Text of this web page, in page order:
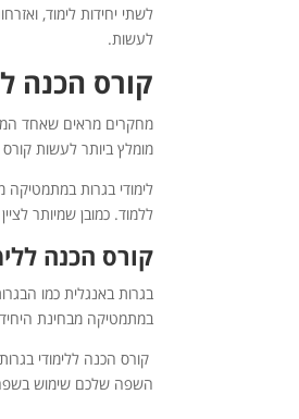
לשתי יחידות לימוד,
לעשות.
קורס הכנה
מחקרים מראים שאחד
מומלץ ביותר לעשות
ללמוד. כמובן שמיותר
קורס הכנה
בגרות באנגלית כמו
במתמטיקה מבחינת
קורס הכנה ללימודי
השפה שלכם שימוש בשפה